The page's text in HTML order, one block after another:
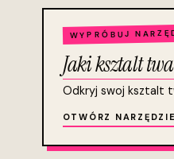
WYPRÓBUJ
Jaki ksztalt
Odkryj swoj ksztalt
OTWÓRZ